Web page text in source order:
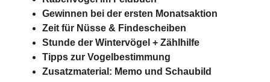
Gewinnen bei der ersten Monatsaktion
Zeit für Nüsse & Findescheiben
Stunde der Wintervögel + Zählhilfe
Tipps zur Vogelbestimmung
Zusatzmaterial: Memo und Schaubild